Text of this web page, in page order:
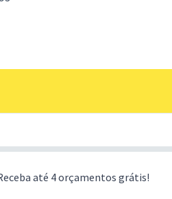
até 4 orçamentos grátis!